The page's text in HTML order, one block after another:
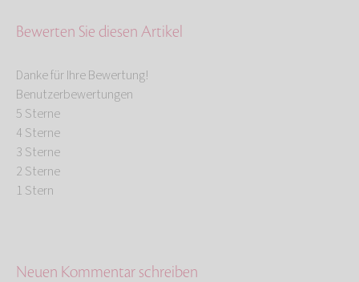
Bewerten Sie diesen Artikel
Danke für Ihre Bewertung!
Benutzerbewertungen
5 Sterne
4 Sterne
3 Sterne
2 Sterne
1 Stern
Neuen Kommentar schreiben